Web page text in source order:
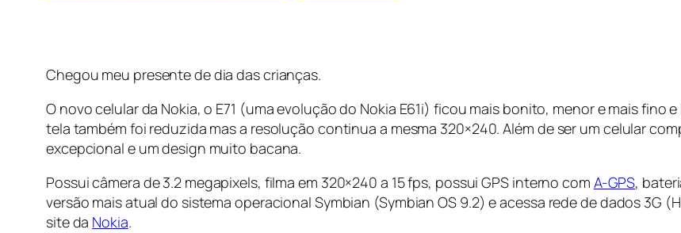
Chegou meu presente de dia das crianças.
O novo celular da Nokia, o E71 (uma evolução do Nokia E61i) ficou mais bonito, menor e mais
tela também foi reduzida mas a resolução continua a mesma 320×240. Além de ser um celular
excepcional e um design muito bacana.
Possui câmera de 3.2 megapixels, filma em 320×240 a 15 fps, possui GPS interno com A-GPS,
versão mais atual do sistema operacional Symbian (Symbian OS 9.2) e acessa rede de dados 3G
site da Nokia.